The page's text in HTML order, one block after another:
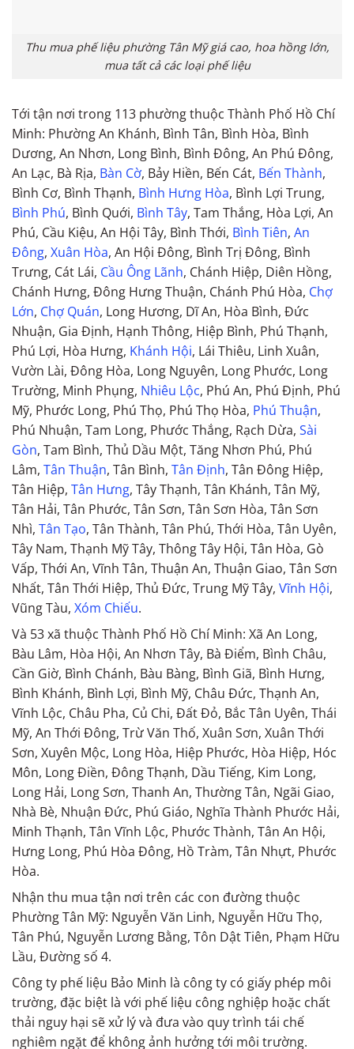
Thu mua phế liệu phường Tân Mỹ giá cao, hoa hồng lớn,
mua tất cả các loại phế liệu
Tới tận nơi trong 113 phường thuộc Thành Phố Hồ Chí
Minh: Phường An Khánh, Bình Tân, Bình Hòa, Bình
Dương, An Nhơn, Long Bình, Bình Đông, An Phú Đông,
An Lạc, Bà Rịa, Bàn Cờ, Bảy Hiền, Bến Cát, Bến Thành,
Bình Cơ, Bình Thạnh, Bình Hưng Hòa, Bình Lợi Trung,
Bình Phú, Bình Quới, Bình Tây, Tam Thắng, Hòa Lợi, An
Phú, Cầu Kiệu, An Hội Tây, Bình Thới, Bình Tiên, An
Đông, Xuân Hòa, An Hội Đông, Bình Trị Đông, Bình
Trưng, Cát Lái, Cầu Ông Lãnh, Chánh Hiệp, Diên Hồng,
Chánh Hưng, Đông Hưng Thuận, Chánh Phú Hòa, Chợ
Lớn, Chợ Quán, Long Hương, Dĩ An, Hòa Bình, Đức
Nhuận, Gia Định, Hạnh Thông, Hiệp Bình, Phú Thạnh,
Phú Lợi, Hòa Hưng, Khánh Hội, Lái Thiêu, Linh Xuân,
Vườn Lài, Đông Hòa, Long Nguyên, Long Phước, Long
Trường, Minh Phụng, Nhiêu Lộc, Phú An, Phú Định, Phú
Mỹ, Phước Long, Phú Thọ, Phú Thọ Hòa, Phú Thuận,
Phú Nhuận, Tam Long, Phước Thắng, Rạch Dừa, Sài
Gòn, Tam Bình, Thủ Dầu Một, Tăng Nhơn Phú, Phú
Lâm, Tân Thuận, Tân Bình, Tân Định, Tân Đông Hiệp,
Tân Hiệp, Tân Hưng, Tây Thạnh, Tân Khánh, Tân Mỹ,
Tân Hải, Tân Phước, Tân Sơn, Tân Sơn Hòa, Tân Sơn
Nhì, Tân Tạo, Tân Thành, Tân Phú, Thới Hòa, Tân Uyên,
Tây Nam, Thạnh Mỹ Tây, Thông Tây Hội, Tân Hòa, Gò
Vấp, Thới An, Vĩnh Tân, Thuận An, Thuận Giao, Tân Sơn
Nhất, Tân Thới Hiệp, Thủ Đức, Trung Mỹ Tây, Vĩnh Hội,
Vũng Tàu, Xóm Chiếu.
Và 53 xã thuộc Thành Phố Hồ Chí Minh: Xã An Long,
Bàu Lâm, Hòa Hội, An Nhơn Tây, Bà Điểm, Bình Châu,
Cần Giờ, Bình Chánh, Bàu Bàng, Bình Giã, Bình Hưng,
Bình Khánh, Bình Lợi, Bình Mỹ, Châu Đức, Thạnh An,
Vĩnh Lộc, Châu Pha, Củ Chi, Đất Đỏ, Bắc Tân Uyên, Thái
Mỹ, An Thới Đông, Trừ Văn Thố, Xuân Sơn, Xuân Thới
Sơn, Xuyên Mộc, Long Hòa, Hiệp Phước, Hòa Hiệp, Hóc
Môn, Long Điền, Đông Thạnh, Dầu Tiếng, Kim Long,
Long Hải, Long Sơn, Thanh An, Thường Tân, Ngãi Giao,
Nhà Bè, Nhuận Đức, Phú Giáo, Nghĩa Thành Phước Hải,
Minh Thạnh, Tân Vĩnh Lộc, Phước Thành, Tân An Hội,
Hưng Long, Phú Hòa Đông, Hồ Tràm, Tân Nhựt, Phước
Hòa.
Nhận thu mua tận nơi trên các con đường thuộc
Phường Tân Mỹ: Nguyễn Văn Linh, Nguyễn Hữu Thọ,
Tân Phú, Nguyễn Lương Bằng, Tôn Dật Tiên, Phạm Hữu
Lầu, Đường số 4.
Công ty phế liệu Bảo Minh là công ty có giấy phép môi
trường, đặc biệt là với phế liệu công nghiệp hoặc chất
thải nguy hại sẽ xử lý và đưa vào quy trình tái chế
nghiêm ngặt để không ảnh hưởng tới môi trường.